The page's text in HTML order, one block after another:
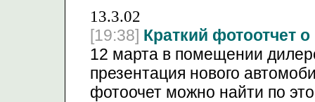
13.3.02
[19:38] Краткий фотоотчет
12 марта в помещении
презентация нового
фотоочет можно найти по